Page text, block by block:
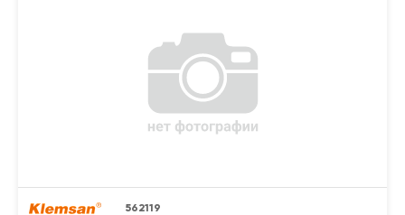
562119